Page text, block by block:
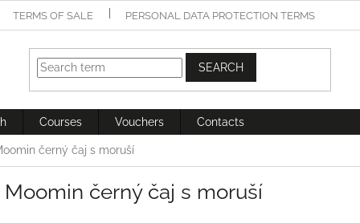
TERMS OF SALE PERSONAL DATA PROTECTION TERMS
SEARCH
Courses Vouchers Contacts
černý čaj s moruší
Moomin černý čaj s moruší